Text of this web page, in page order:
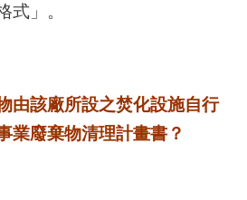
式」。
由該廠所設之焚化設施自行
業廢棄物清理計畫書？